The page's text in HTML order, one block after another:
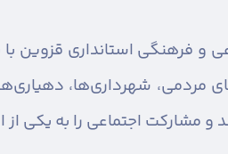
و فرهنگی استانداری
مردمی، شهرداری‌ها،
مشارکت اجتماعی را به یکی از